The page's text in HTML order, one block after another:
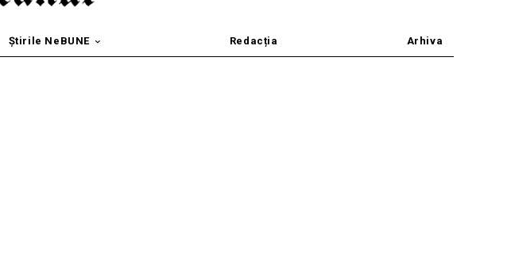
Știrile NeBUNE Redacția Arhiva